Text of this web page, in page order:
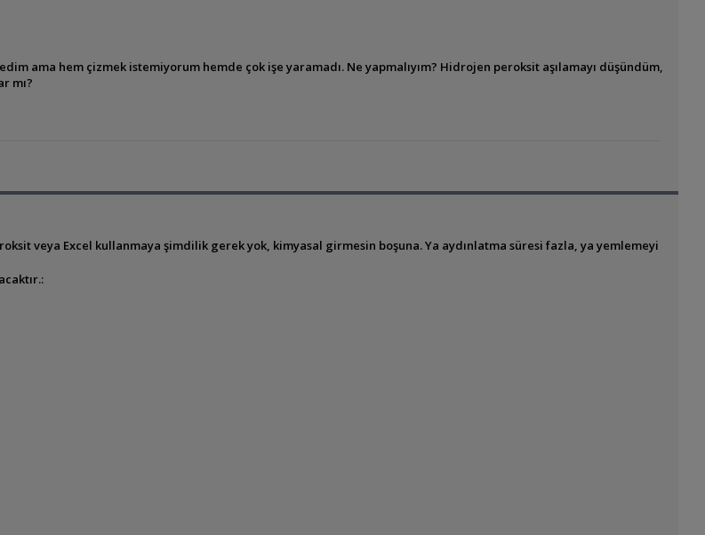
ama hem çizmek istemiyorum hemde çok işe yaramadı. Ne yapmalıyım? Hidrojen peroksit aşılamayı düşündüm,
mı?
veya Excel kullanmaya şimdilik gerek yok, kimyasal girmesin boşuna. Ya aydınlatma süresi fazla, ya yemlemeyi